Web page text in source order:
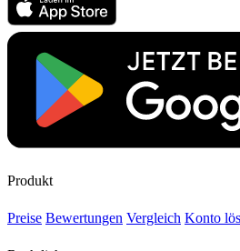
Produkt
Preise Bewertungen Vergleich Konto